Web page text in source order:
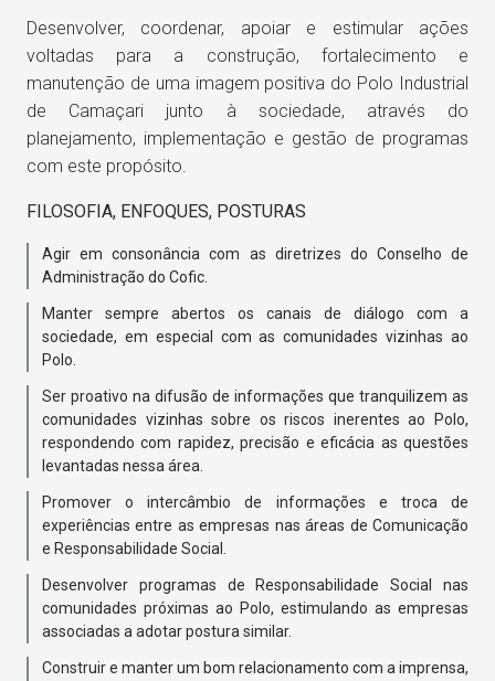
Desenvolver, coordenar, apoiar e estimular ações
voltadas para a construção, fortalecimento e
manutenção de uma imagem positiva do Polo Industrial
de Camaçari junto à sociedade, através do
planejamento, implementação e gestão de programas
com este propósito.
FILOSOFIA, ENFOQUES, POSTURAS
Agir em consonância com as diretrizes do Conselho de
Administração do Cofic.
Manter sempre abertos os canais de diálogo com a
sociedade, em especial com as comunidades vizinhas ao
Polo.
Ser proativo na difusão de informações que tranquilizem as
comunidades vizinhas sobre os riscos inerentes ao Polo,
respondendo com rapidez, precisão e eficácia as questões
levantadas nessa área.
Promover o intercâmbio de informações e troca de
experiências entre as empresas nas áreas de Comunicação
e Responsabilidade Social.
Desenvolver programas de Responsabilidade Social nas
comunidades próximas ao Polo, estimulando as empresas
associadas a adotar postura similar.
Construir e manter um bom relacionamento com a imprensa,